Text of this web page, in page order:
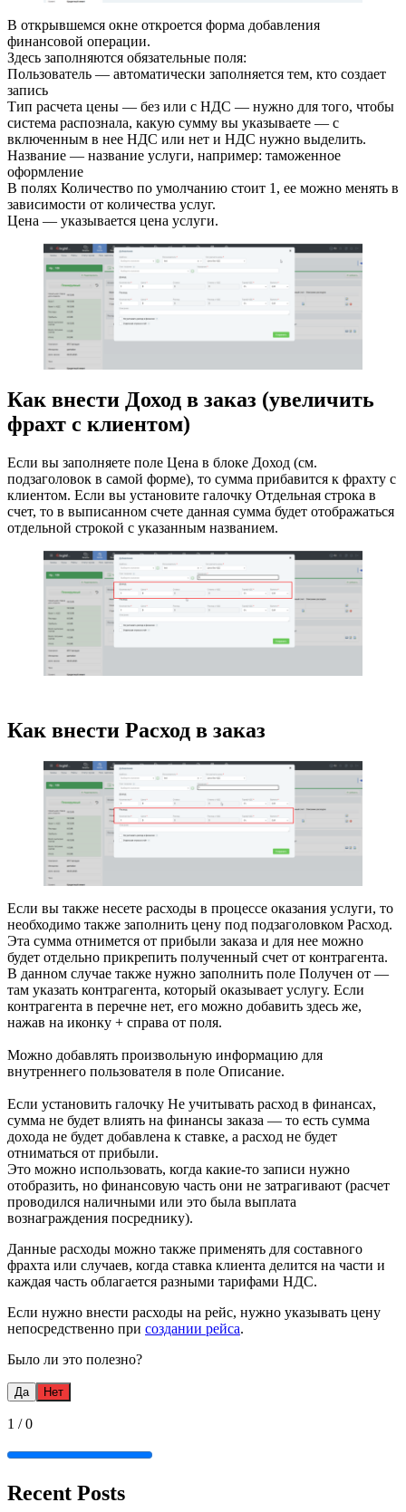
В открывшемся окне откроется форма добавления
финансовой операции.
Здесь заполняются обязательные поля:
Пользователь — автоматически заполняется тем, кто создает
запись
Тип расчета цены — без или с НДС — нужно для того, чтобы
система распознала, какую сумму вы указываете — с
включенным в нее НДС или нет и НДС нужно выделить.
Название — название услуги, например: таможенное
оформление
В полях Количество по умолчанию стоит 1, ее можно менять в
зависимости от количества услуг.
Цена — указывается цена услуги.
Как внести Доход в заказ (увеличить
фрахт с клиентом)
Если вы заполняете поле Цена в блоке Доход (см.
подзаголовок в самой форме), то сумма прибавится к фрахту с
клиентом. Если вы установите галочку Отдельная строка в
счет, то в выписанном счете данная сумма будет отображаться
отдельной строкой с указанным названием.
Как внести Расход в заказ
Если вы также несете расходы в процессе оказания услуги, то
необходимо также заполнить цену под подзаголовком Расход.
Эта сумма отнимется от прибыли заказа и для нее можно
будет отдельно прикрепить полученный счет от контрагента.
В данном случае также нужно заполнить поле Получен от —
там указать контрагента, который оказывает услугу. Если
контрагента в перечне нет, его можно добавить здесь же,
нажав на иконку + справа от поля.
Можно добавлять произвольную информацию для
внутреннего пользователя в поле Описание.
Если установить галочку Не учитывать расход в финансах,
сумма не будет влиять на финансы заказа — то есть сумма
дохода не будет добавлена к ставке, а расход не будет
отниматься от прибыли.
Это можно использовать, когда какие-то записи нужно
отобразить, но финансовую часть они не затрагивают (расчет
проводился наличными или это была выплата
вознаграждения посреднику).
Данные расходы можно также применять для составного
фрахта или случаев, когда ставка клиента делится на части и
каждая часть облагается разными тарифами НДС.
Если нужно внести расходы на рейс, нужно указывать цену
непосредственно при создании рейса.
Было ли это полезно?
Да Нет
1 /0
Recent Posts